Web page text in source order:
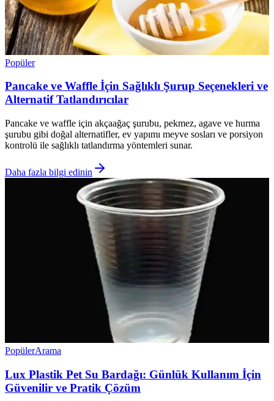
Popüler
Pancake ve Waffle İçin Sağlıklı Şurup Seçenekleri ve
Alternatif Tatlandırıcılar
Pancake ve waffle için akçaağaç şurubu, pekmez, agave ve hurma
şurubu gibi doğal alternatifler, ev yapımı meyve sosları ve porsiyon
kontrolü ile sağlıklı tatlandırma yöntemleri sunar.
Daha fazla bilgi edinin
PopülerArama
Lux Plastik Pet Su Bardağı: Günlük Kullanım İçin
Güvenilir ve Pratik Çözüm